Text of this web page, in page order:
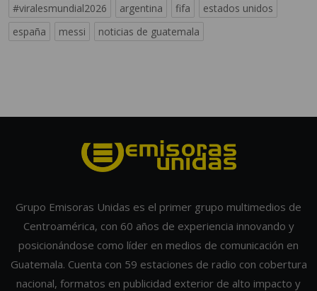
#viralesmundial2026
argentina fifa
estados unidos
españa
messi noticias de guatemala
Grupo Emisoras Unidas es el primer grupo multimedios de
Centroamérica, con 60 años de experiencia innovando y
posicionándose como líder en medios de comunicación en
Guatemala. Cuenta con 59 estaciones de radio con cobertura
nacional, formatos en publicidad exterior de alto impacto y